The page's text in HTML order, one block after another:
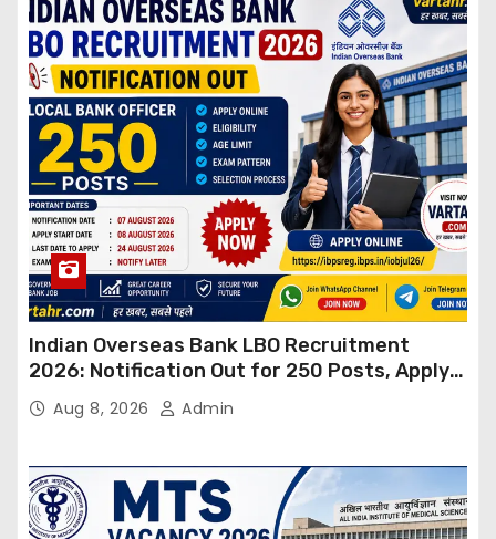
Indian Overseas Bank LBO Recruitment
2026: Notification Out for 250 Posts, Apply
OnlineAug 8, 2026 Admin